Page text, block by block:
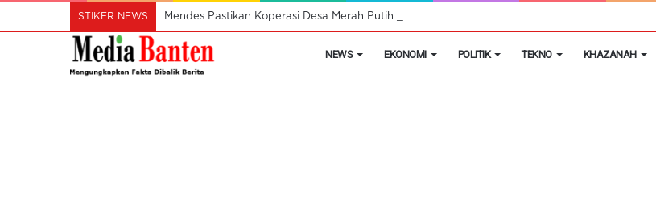
STIKER NEWS Mendes Pastikan Koperasi Desa Merah Putih Tidak Akan Menutup Warung Kelontongan di Desa
NEWS EKONOMI POLITIK TEKNO KHAZANAH